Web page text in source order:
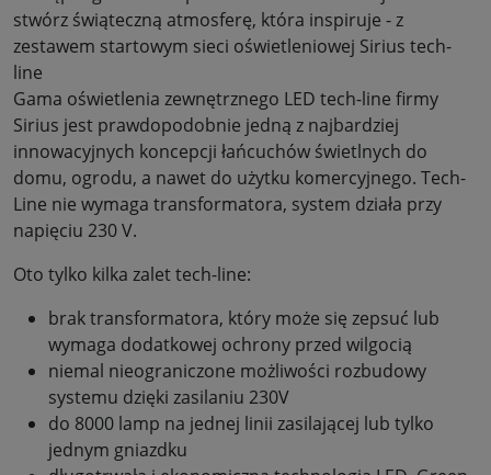
stwórz świąteczną atmosferę, która inspiruje - z
zestawem startowym sieci oświetleniowej Sirius tech-
line
Gama oświetlenia zewnętrznego LED tech-line firmy
Sirius jest prawdopodobnie jedną z najbardziej
innowacyjnych koncepcji łańcuchów świetlnych do
domu, ogrodu, a nawet do użytku komercyjnego. Tech-
Line nie wymaga transformatora, system działa przy
napięciu 230 V.
Oto tylko kilka zalet tech-line:
brak transformatora, który może się zepsuć lub
wymaga dodatkowej ochrony przed wilgocią
niemal nieograniczone możliwości rozbudowy
systemu dzięki zasilaniu 230V
do 8000 lamp na jednej linii zasilającej lub tylko
jednym gniazdku